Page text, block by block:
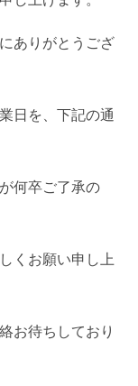
ありがとうござ
日を、下記の通
何卒ご了承の
くお願い申し上
お待ちしており